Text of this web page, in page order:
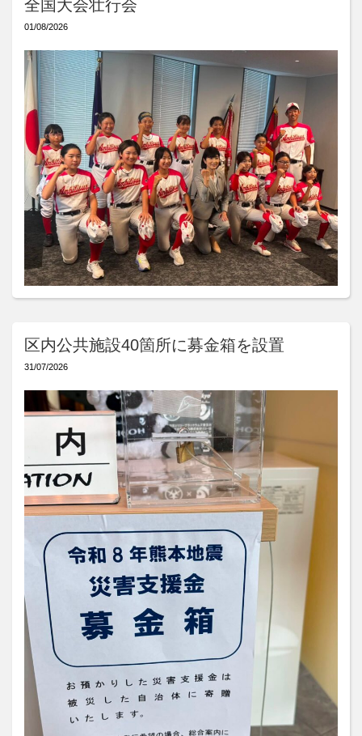
全国大会壮行会
01/08/2026
区内公共施設40箇所に募金箱を設置
31/07/2026